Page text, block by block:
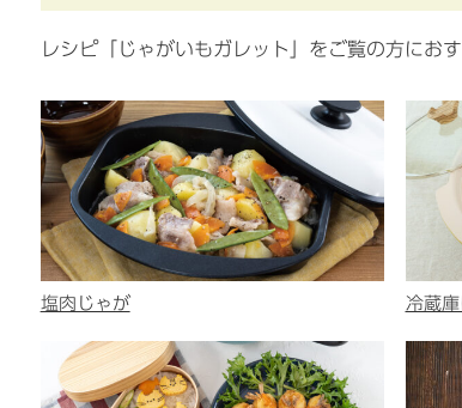
レシピ「じゃがいもガレット」をご覧の方にお
塩肉じゃが 冷蔵